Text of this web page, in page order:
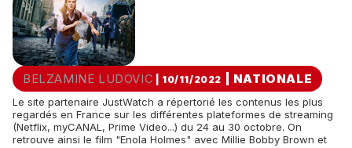
BELZAMINE LUDOVIC | 10/11/2022 NATIONALE
Le site partenaire JustWatch a répertorié les contenus les plus
regardés en France sur les différentes plateformes de streaming
(Netflix, myCANAL, Prime Video...) du 24 au 30 octobre. On
retrouve ainsi le film "Enola Holmes" avec Millie Bobby Brown et